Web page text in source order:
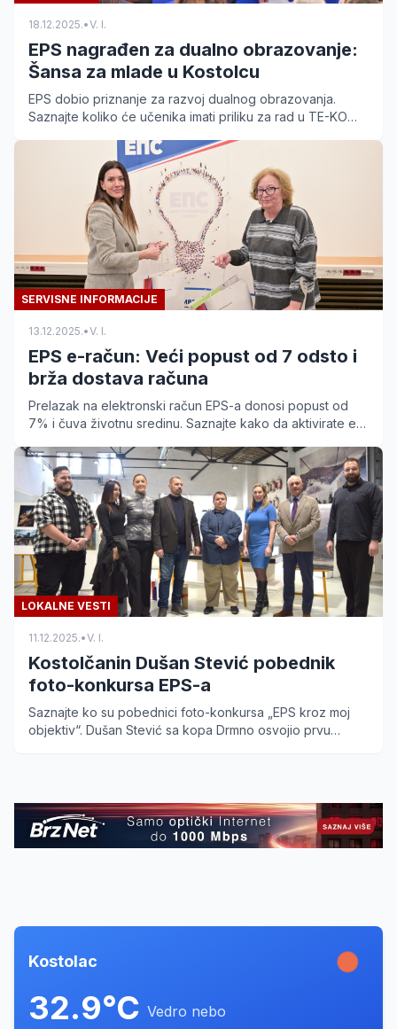
18.12.2025.•V. I.
EPS nagrađen za dualno obrazovanje:
Šansa za mlade u Kostolcu
EPS dobio priznanje za razvoj dualnog obrazovanja.
Saznajte koliko će učenika imati priliku za rad u TE-KO
SERVISNE INFORMACIJE
13.12.2025.•V. I.
EPS e-račun: Veći popust od 7 odsto i
brža dostava računa
Prelazak na elektronski račun EPS-a donosi popust od
7% i čuva životnu sredinu. Saznajte kako da aktivirate e-
LOKALNE VESTI
11.12.2025.•V. I.
Kostolčanin Dušan Stević pobednik
foto-konkursa EPS-a
Saznajte ko su pobednici foto-konkursa „EPS kroz moj
objektiv“. Dušan Stević sa kopa Drmno osvojio prvu
Kostolac
32.9°C Vedro nebo